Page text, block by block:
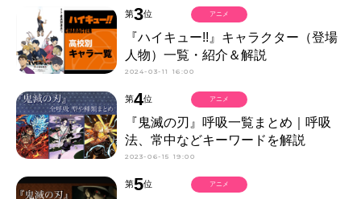
第3位
『ハイキュー!!』キャラクター（登場
人物）一覧・紹介＆解説
2024-03-11 16:00
アニメ
第4位
『鬼滅の刃』呼吸一覧まとめ｜呼吸
法、常中などキーワードを解説
2023-06-15 19:00
アニメ
第5位 アニメ